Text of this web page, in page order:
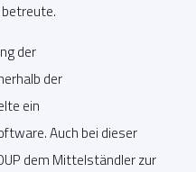
betreute.
der
der
ein
Auch bei dieser
dem Mittelständler zur